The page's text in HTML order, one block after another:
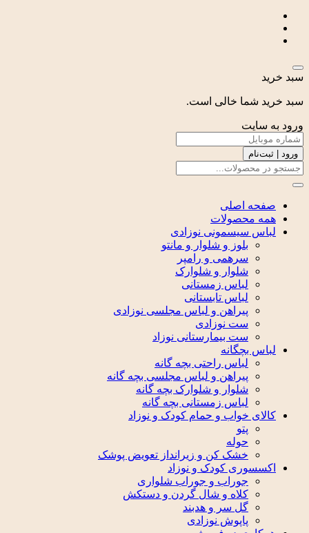
سبد خرید
سبد خرید شما خالی است.
ورود به سایت
ورود | ثبت‌نام
صفحه اصلی
همه محصولات
لباس سیسمونی نوزادی
بلوز و شلوار و مانتو
سرهمی و رامپر
شلوار و شلوارک
لباس زمستانی
لباس تابستانی
پیراهن و لباس مجلسی نوزادی
ست نوزادی
ست بیمارستانی نوزاد
لباس بچگانه
لباس راحتی بچه گانه
پیراهن و لباس مجلسی بچه گانه
شلوار و شلوارک بچه گانه
لباس زمستانی بچه گانه
کالای خواب و حمام کودک و نوزاد
پتو
حوله
خشک کن و زیرانداز تعویض پوشک
اکسسوری کودک و نوزاد
جوراب و جوراب شلواری
کلاه و شال گردن و دستکش
گل سر و هدبند
پاپوش نوزادی